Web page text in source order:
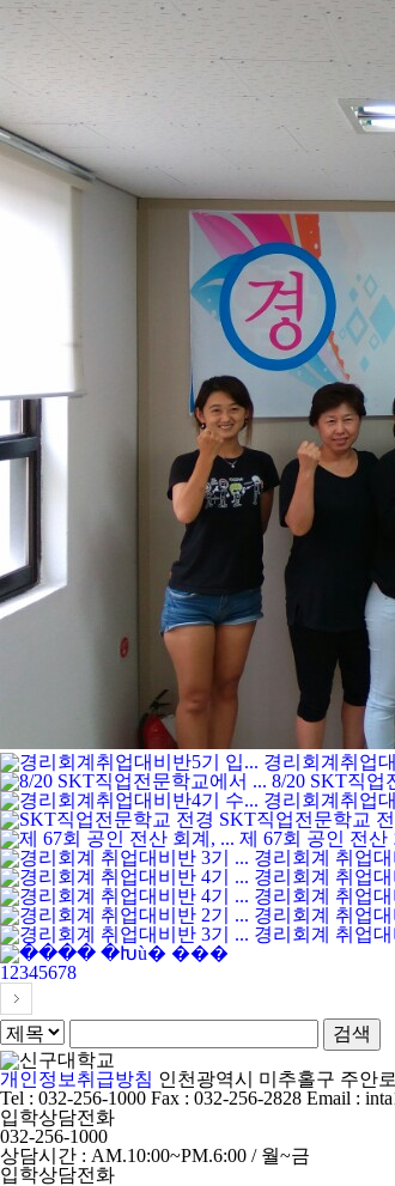
경리회계취업
8/20 SKT직업
경리회계취업
SKT직업전문학교
제 67회 공인 전산
경리회계 취업
경리회계 취업
경리회계 취업
경리회계 취업
경리회계 취업
1 2345678
개인정보취급방침 인천광역시 미추홀구 주안
Tel : 032-256-1000 Fax : 032-256-2828 Email :
입학상담전화
032-256-1000
상담시간 : AM.10:00~PM.6:00 / 월~금
입학상담전화